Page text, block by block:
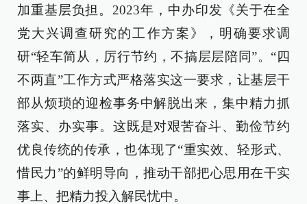
加重基层负担。2023年，中办印发《关于在全
党大兴调查研究的工作方案》，明确要求调
研“轻车简从，厉行节约，不搞层层陪同”。“四
不两直”工作方式严格落实这一要求，让基层干
部从烦琐的迎检事务中解脱出来，集中精力抓
落实、办实事。这既是对艰苦奋斗、勤俭节约
优良传统的传承，也体现了“重实效、轻形式、
惜民力”的鲜明导向，推动干部把心思用在干实
事上、把精力投入解民忧中。